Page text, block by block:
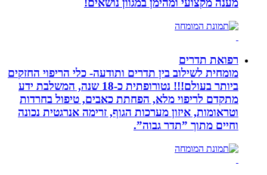
מענה מקצועי ומהימן במגוון נושאים!
רפואת תדרים
מומחית לשילוב בין תדרים ותודעה- כלי הריפוי החזקים
ביותר בעולם!!! נטורופתית כ-18 שנה, המשלבת ידע
מתקדם לריפוי מלא, הפחתת כאבים, טיפול בחרדות
וטראומות, איזון מערכות הגוף, זרימה אנרגטית נכונה
וחיים מתוך ”תדר גבוה”.